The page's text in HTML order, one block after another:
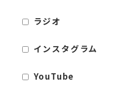
ラジオ
インスタグラム
YouTube